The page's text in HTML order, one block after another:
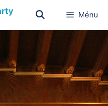
Ménu